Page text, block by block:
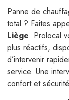
Panne de
total ? Faites
Liège. Prolocal
plus réactifs,
d’intervenir
service. Une
confort et